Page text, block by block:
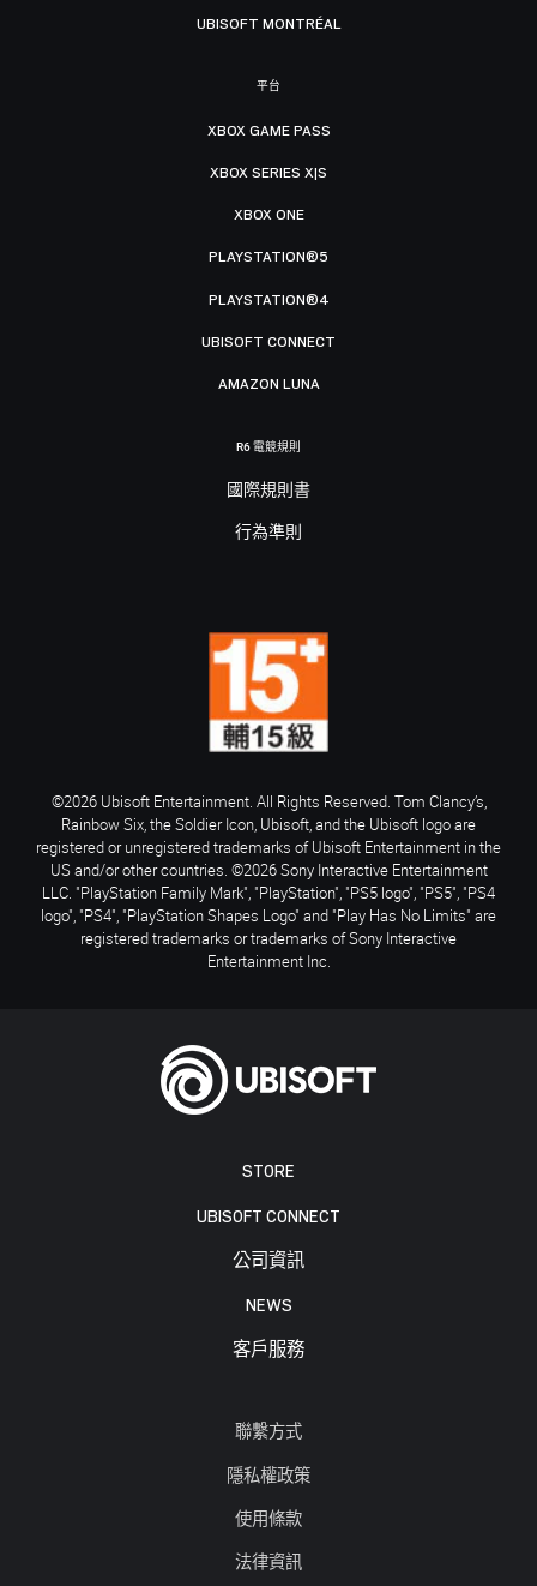
STORE
UBISOFT CONNECT
公司資訊
NEWS
客戶服務
聯繫方式
隱私權政策
使用條款
法律資訊
UBISOFT MONTRÉAL
平台
XBOX GAME PASS
XBOX SERIES X|S
XBOX ONE
PLAYSTATION®5
PLAYSTATION®4
UBISOFT CONNECT
AMAZON LUNA
R6 電競規則
國際規則書
行為準則
©2026 Ubisoft Entertainment. All Rights Reserved. Tom Clancy’s,
Rainbow Six, the Soldier Icon, Ubisoft, and the Ubisoft logo are
registered or unregistered trademarks of Ubisoft Entertainment in the
US and/or other countries. ©2026 Sony Interactive Entertainment
LLC. "PlayStation Family Mark", "PlayStation", "PS5 logo", "PS5", "PS4
logo", "PS4", "PlayStation Shapes Logo" and "Play Has No Limits" are
registered trademarks or trademarks of Sony Interactive
Entertainment Inc.